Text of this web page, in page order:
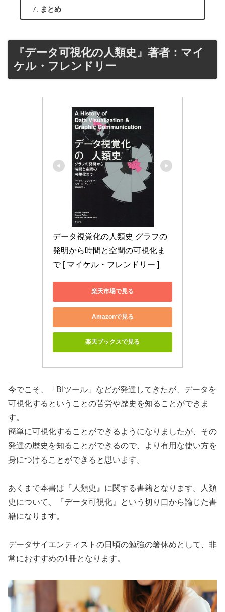
まとめ
『データ可視化の人類史』著者：マイ
ケル・フレンドリー
データ視覚化の人類史 グラフの
発明から時間と空間の可視化ま
で [ マイケル・フレンドリー ]
楽天市場で見る
Amazonで見る
楽天ブックスで見る
今でこそ、「BIツール」などが発達してきたが、データを
可視化するということの苦労や歴史を知ることができま
す。
簡単に可視化することができるようになりましたが、その
発達の歴史を知ることができるので、より有用な使い方を
身につけることができると思います。
あくまで本書は『人類史』に関する書籍となります。人類
史について、『データ可視化』という切り口から論じた書
籍になります。
データサイエンティストの日頃の勉強の箸休めとして、非
常におすすめの1冊となります。